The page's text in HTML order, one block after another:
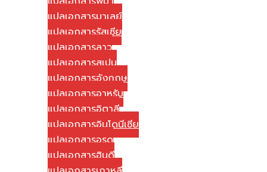
แปลเอกสารมาเลย์
แปลเอกสารรัสเซีย
แปลเอกสารลาว
แปลเอกสารสเปน
แปลเอกสารอังกฤษ
แปลเอกสารอาหรับ
แปลเอกสารอิตาลี
แปลเอกสารอินโดนีเซีย
แปลเอกสารอูรดู
แปลเอกสารฮินดี